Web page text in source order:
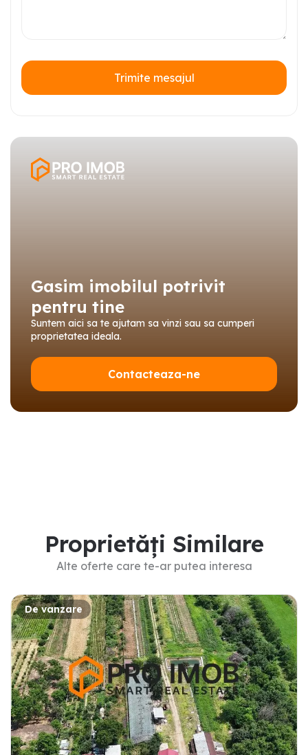
Trimite mesajul
Gasim imobilul potrivit
pentru tine
Suntem aici sa te ajutam sa vinzi sau sa cumperi
proprietatea ideala.
Contacteaza-ne
Proprietăți Similare
Alte oferte care te-ar putea interesa
De vanzare